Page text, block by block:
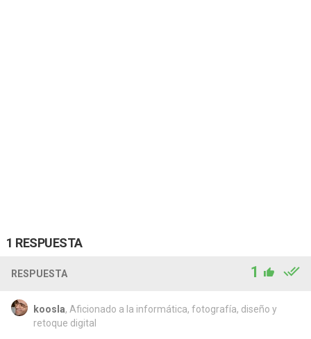
1 RESPUESTA
RESPUESTA 1
koosla, Aficionado a la informática, fotografía, diseño y
retoque digital